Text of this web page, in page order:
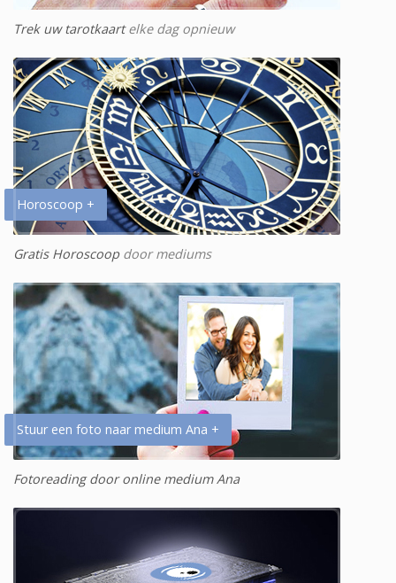
Trek uw tarotkaartelke dag opnieuw
Horoscoop +
Gratis Horoscoopdoor mediums
Stuur een foto naar medium Ana +
Fotoreading door online medium Ana